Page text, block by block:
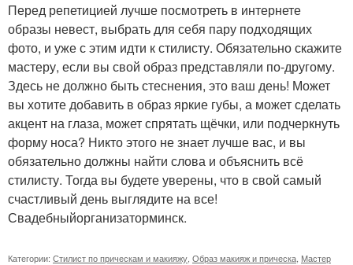
Перед репетицией лучше посмотреть в интернете
образы невест, выбрать для себя пару подходящих
фото, и уже с этим идти к стилисту. Обязательно скажите
мастеру, если вы свой образ представляли по-другому.
Здесь не должно быть стеснения, это ваш день! Может
вы хотите добавить в образ яркие губы, а может сделать
акцент на глаза, может спрятать щёчки, или подчеркнуть
форму носа? Никто этого не знает лучше вас, и вы
обязательно должны найти слова и объяснить всё
стилисту. Тогда вы будете уверены, что в свой самый
счастливый день выглядите на все!
Свадебныйорганизаторминск.
Категории: Стилист по прическам и макияжу Образ макияж и прическа Мастер